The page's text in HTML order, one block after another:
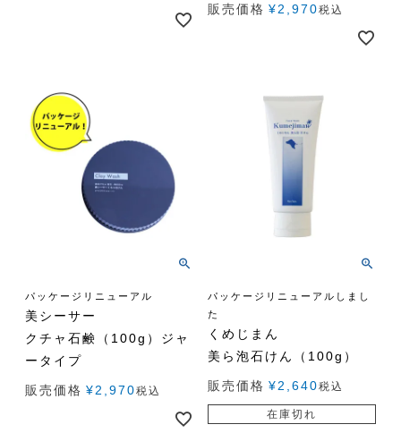
販売価格 ¥2,970税込
パッケージリニューアル
美シーサー
クチャ石鹸（100g）ジャ
ータイプ
販売価格 ¥2,970税込
パッケージリニューアルしまし
た
くめじまん
美ら泡石けん（100g）
販売価格 ¥2,640税込
在庫切れ